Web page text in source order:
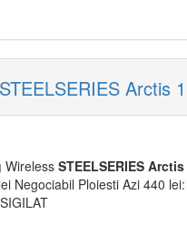
Arctis
Wireless STEELSERIES Arctis
Negociabil Ploiesti Azi 440 lei: